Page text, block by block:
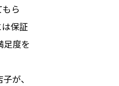
ら
保証
足度を
が、